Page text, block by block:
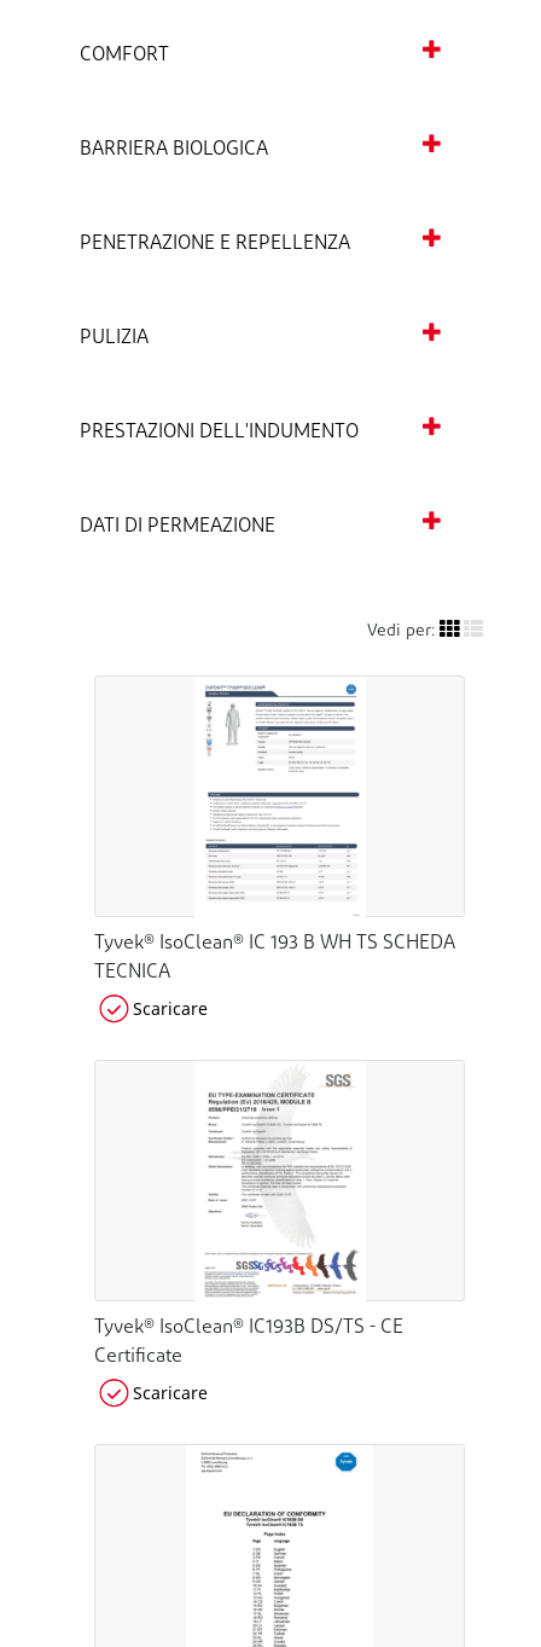
COMFORT
BARRIERA BIOLOGICA
PENETRAZIONE E REPELLENZA
PULIZIA
PRESTAZIONI DELL'INDUMENTO
DATI DI PERMEAZIONE
Vedi per:
Tyvek® IsoClean® IC 193 B WH TS SCHEDA
TECNICA
Scaricare
Tyvek® IsoClean® IC193B DS/TS - CE
Certificate
Scaricare